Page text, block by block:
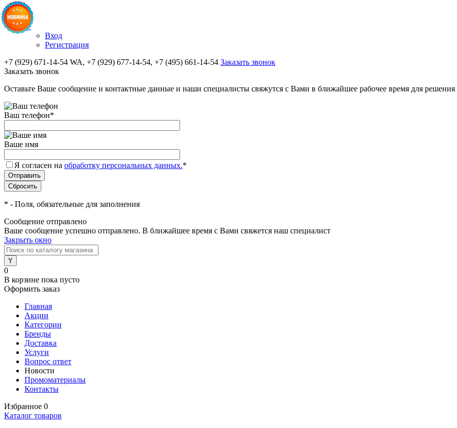
✚
Вход
Регистрация
+7 (929) 671-14-54 WA, +7 (929) 677-14-54, +7 (495) 661-14-54 Заказать звонок
Заказать звонок
Оставьте Ваше сообщение и контактные данные и наши специалисты свяжутся с Вами в ближайшее рабочее время для
Ваш телефон*
Ваше имя
Я согласен на обработку персональных данных.*
* - Поля, обязательные для заполнения
Сообщение отправлено
Ваше сообщение успешно отправлено. В ближайшее время с Вами свяжется наш специалист
Закрыть окно
0
В корзине пока пусто
Оформить заказ
Главная
Акции
Категории
Бренды
Доставка
Услуги
Вопрос ответ
Новости
Промоматериалы
Контакты
Избранное 0
Каталог товаров